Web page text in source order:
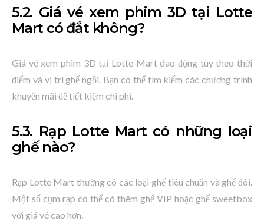
5.2. Giá vé xem phim 3D tại Lotte
Mart có đắt không?
Giá vé xem phim 3D tại Lotte Mart dao động tùy theo thời
điểm và vị trí ghế ngồi. Bạn có thể tìm kiếm các chương trình
khuyến mãi để tiết kiệm chi phí.
5.3. Rạp Lotte Mart có những loại
ghế nào?
Rạp Lotte Mart thường có các loại ghế tiêu chuẩn và ghế đôi.
Một số cụm rạp có thể có thêm ghế VIP hoặc ghế sweetbox
với giá vé cao hơn.